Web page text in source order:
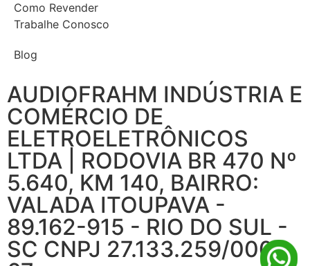
Como Revender
Trabalhe Conosco
Blog
AUDIOFRAHM INDÚSTRIA E
COMÉRCIO DE
ELETROELETRÔNICOS
LTDA | RODOVIA BR 470 Nº
5.640, KM 140, BAIRRO:
VALADA ITOUPAVA -
89.162-915 - RIO DO SUL -
SC CNPJ 27.133.259/0001-